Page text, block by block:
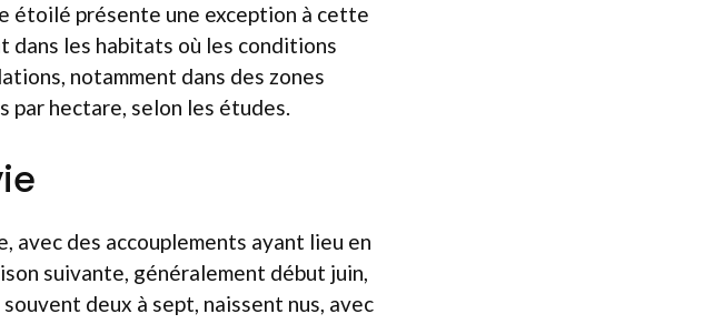
étoilé présente une exception à cette
dans les habitats où les conditions
notamment dans des zones
par hectare, selon les études.
avec des accouplements ayant lieu en
suivante, généralement début juin,
deux à sept, naissent nus, avec